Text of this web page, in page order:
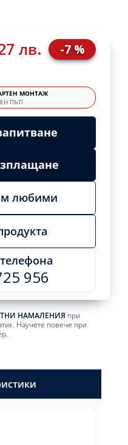
лв. -7 %
МОНТАЖ
ПЪТ/
любими
956
НАМАЛЕНИЯ при
Научете повече при